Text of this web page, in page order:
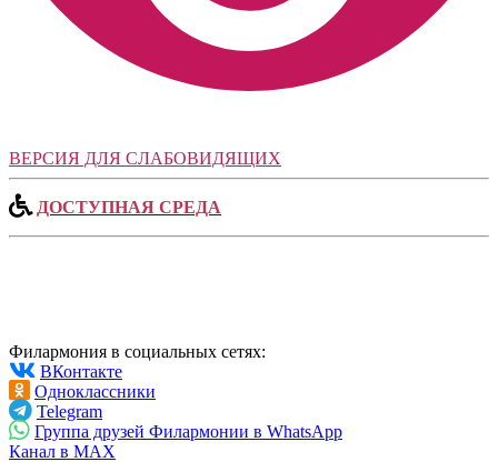
ВЕРСИЯ ДЛЯ СЛАБОВИДЯЩИХ
ДОСТУПНАЯ СРЕДА
Филармония в социальных сетях:
ВКонтакте
Одноклассники
Telegram
Группа друзей Филармонии в WhatsApp
Канал в MAX